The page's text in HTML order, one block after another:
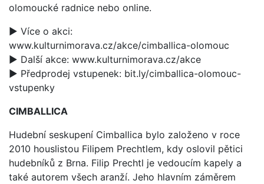
olomoucké radnice nebo online.
► Více o akci:
www.kulturnimorava.cz/akce/cimballica-olomouc
► Další akce: www.kulturnimorava.cz/akce
► Předprodej vstupenek: bit.ly/cimballica-olomouc-
vstupenky
CIMBALLICA
Hudební seskupení Cimballica bylo založeno v roce
2010 houslistou Filipem Prechtlem, kdy oslovil pětici
hudebníků z Brna. Filip Prechtl je vedoucím kapely a
také autorem všech aranží. Jeho hlavním záměrem